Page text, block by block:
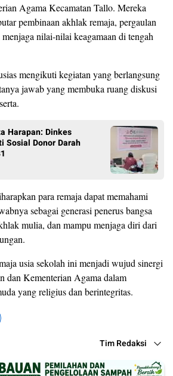
Agama Kecamatan Tallo. Mereka
pembinaan akhlak remaja, pergaulan
nilai-nilai keagamaan di tengah
mengikuti kegiatan yang berlangsung
jawab yang membuka ruang diskusi
Harapan: Dinkes
Sosial Donor Darah
para remaja dapat memahami
sebagai generasi penerus bangsa
mulia, dan mampu menjaga diri dari
usia sekolah ini menjadi wujud sinergi
dan Kementerian Agama dalam
yang religius dan berintegritas.
Tim Redaksi